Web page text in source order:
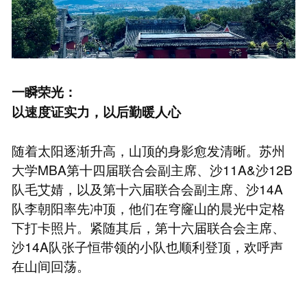
一瞬荣光：
以速度证实力，以后勤暖人心
随着太阳逐渐升高，山顶的身影愈发清晰。苏州
大学MBA第十四届联合会副主席、沙11A&沙12B
队毛艾婧，以及第十六届联合会副主席、沙14A
队李朝阳率先冲顶，他们在穹窿山的晨光中定格
下打卡照片。紧随其后，第十六届联合会主席、
沙14A队张子恒带领的小队也顺利登顶，欢呼声
在山间回荡。